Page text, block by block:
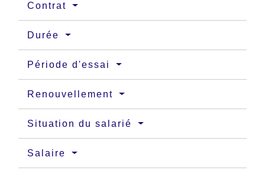
Contrat
Durée
Période d'essai
Renouvellement
Situation du salarié
Salaire